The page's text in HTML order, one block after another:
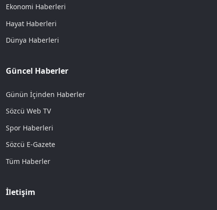
Ekonomi Haberleri
Hayat Haberleri
Dünya Haberleri
Güncel Haberler
Günün İçinden Haberler
Sözcü Web TV
Spor Haberleri
Sözcü E-Gazete
Tüm Haberler
İletişim